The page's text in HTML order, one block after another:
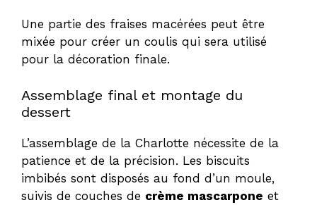
Une partie des fraises macérées peut être
mixée pour créer un coulis qui sera utilisé
pour la décoration finale.
Assemblage final et montage du
dessert
L’assemblage de la Charlotte nécessite de la
patience et de la précision. Les biscuits
imbibés sont disposés au fond d’un moule,
suivis de couches de crème mascarpone et